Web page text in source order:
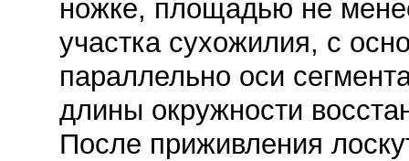
ножке, площадью не
участка сухожилия, с
параллельно оси
длины окружности
После приживления